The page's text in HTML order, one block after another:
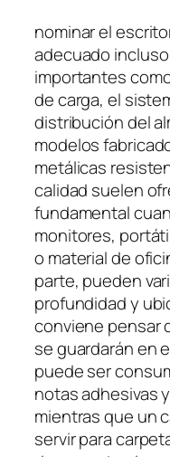
nominar el
adecuado
importantes
de carga, el
distribución del
modelos
metálicas
calidad suelen
fundamental
monitores,
o material de
parte, pueden
profundidad y
conviene pensar
se guardarán en
puede ser
notas adhesivas
mientras que un
servir para